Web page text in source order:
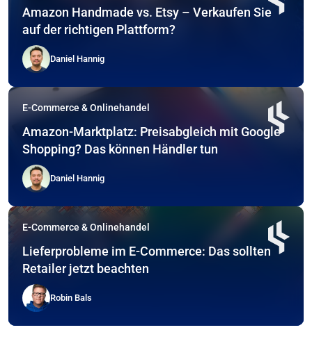
Amazon Handmade vs. Etsy – Verkaufen Sie
auf der richtigen Plattform?
Daniel Hannig
E-Commerce & Onlinehandel
Amazon-Marktplatz: Preisabgleich mit Google
Shopping? Das können Händler tun
Daniel Hannig
E-Commerce & Onlinehandel
Lieferprobleme im E-Commerce: Das sollten
Retailer jetzt beachten
Robin Bals